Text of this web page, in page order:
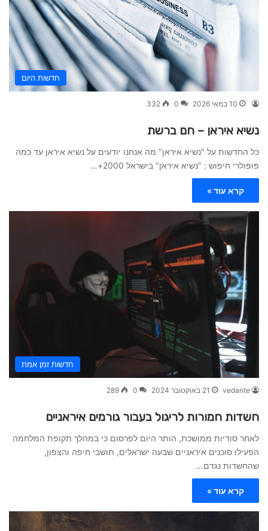
חדשות היום
10 במאי 2026 0
332
נשיא איראן – חם ברשת
כל החדשות על "נשיא איראן" מה אנחנו יודעים על נשיא איראן עד כמה
פופולרי חיפוש : "נשיא איראן" בישראל 2000+…
קרא עוד »
חדשות זמן אמת
vedante 21 באוקטובר 2024 0
289
חשדות חמורות לריגול בעבור גורמים איראניים
לאחר סודיות ממושכת, הותר היום לפרסום כי במהלך תקופת המלחמה
הפעילו סוכנים איראניים שבעה ישראלים, תושבי חיפה והצפון,
שהחשדות נגדם…
קרא עוד »